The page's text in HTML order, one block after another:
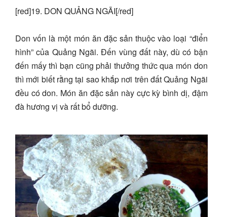
[red]19. DON QUẢNG NGÃI[/red]
Don vốn là một món ăn đặc sản thuộc vào loại “điển
hình” của Quảng Ngãi. Đến vùng đất này, dù có bận
đến mấy thì bạn cũng phải thưởng thức qua món don
thì mới biết rằng tại sao khắp nơi trên đất Quảng Ngãi
đều có don. Món ăn đặc sản này cực kỳ bình dị, đậm
đà hương vị và rất bổ dưỡng.